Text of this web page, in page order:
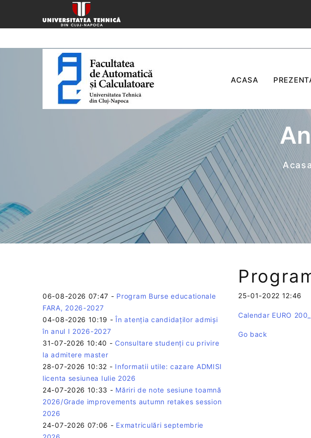
ACASA
Acasa
06-08-2026 07:47 - Program Burse educationale
FARA, 2026-2027
04-08-2026 10:19 -În atenția candidaților admiși
în anul I 2026-2027
31-07-2026 10:40 - Consultare studenți cu privire
la admitere master
28-07-2026 10:32 - Informatii utile: cazare ADMISI
licenta sesiunea Iulie 2026
24-07-2026 10:33 - Măriri de note sesiune toamnă
2026/Grade improvements autumn retakes session
2026
24-07-2026 07:06 - Exmatriculări septembrie
25-01-2022 12:46
Calendar EURO
Go back